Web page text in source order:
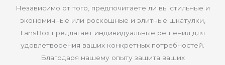
Независимо от того, предпочитаете ли вы стильные и
экономичные или роскошные и элитные шкатулки,
LansBox предлагает индивидуальные решения для
удовлетворения ваших конкретных потребностей.
Благодаря нашему опыту защита ваших